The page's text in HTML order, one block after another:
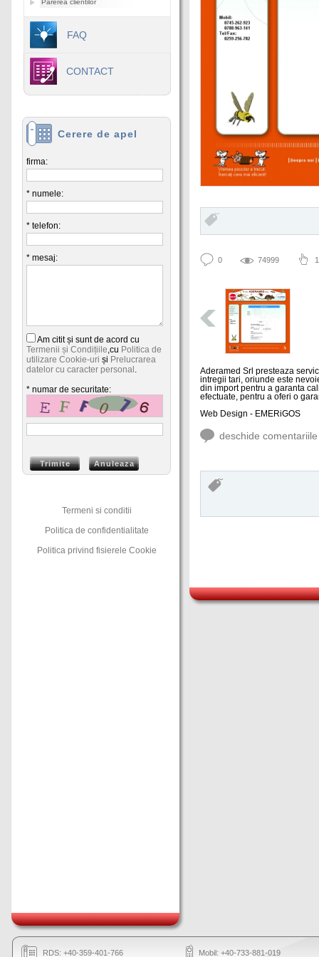
0 74999
Aderamed Srl presteaza
intregii tari, oriunde este
din import pentru a garanta
efectuate, pentru a oferi o
Web Design - EMERiGOS
deschide comentariile
Parerea clientilor
FAQ
CONTACT
Cerere de apel
firma:
* numele:
* telefon:
* mesaj:
Am citit și sunt de acord cu
Termenii și Condițiile,cu Politica de
utilizare Cookie-uri și Prelucrarea
datelor cu caracter personal .
* numar de securitate:
Termeni si conditii
Politica de confidentialitate
Politica privind fisierele Cookie
RDS: +40-359-401-766 Mobil: +40-733-881-019